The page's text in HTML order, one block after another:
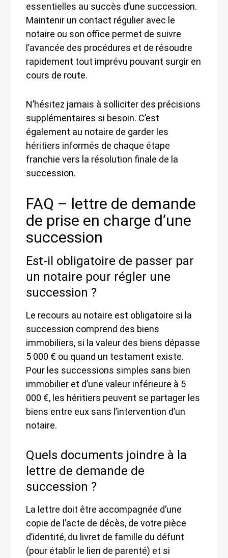
essentielles au succès d’une succession.
Maintenir un contact régulier avec le
notaire ou son office permet de suivre
l’avancée des procédures et de résoudre
rapidement tout imprévu pouvant surgir en
cours de route.
N’hésitez jamais à solliciter des précisions
supplémentaires si besoin. C’est
également au notaire de garder les
héritiers informés de chaque étape
franchie vers la résolution finale de la
succession.
FAQ – lettre de demande
de prise en charge d’une
succession
Est-il obligatoire de passer par
un notaire pour régler une
succession ?
Le recours au notaire est obligatoire si la
succession comprend des biens
immobiliers, si la valeur des biens dépasse
5 000 € ou quand un testament existe.
Pour les successions simples sans bien
immobilier et d’une valeur inférieure à 5
000 €, les héritiers peuvent se partager les
biens entre eux sans l’intervention d’un
notaire.
Quels documents joindre à la
lettre de demande de
succession ?
La lettre doit être accompagnée d’une
copie de l’acte de décès, de votre pièce
d’identité, du livret de famille du défunt
(pour établir le lien de parenté) et si